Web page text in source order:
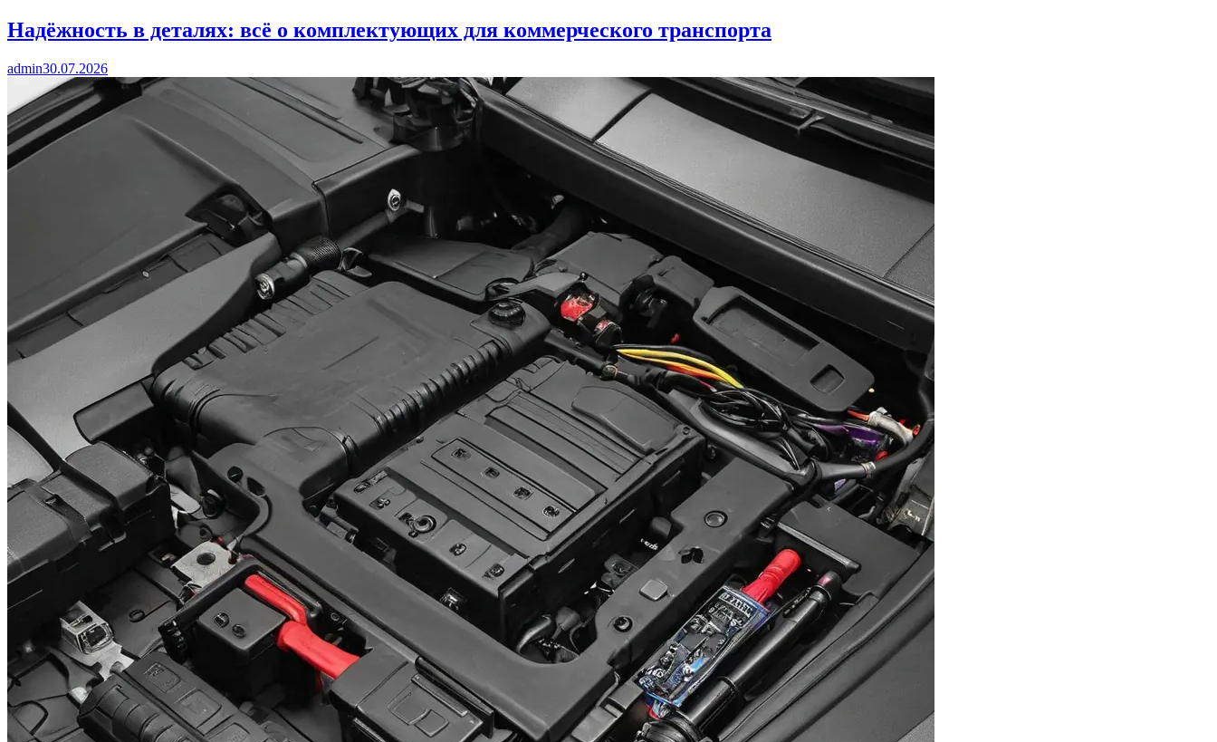
Надёжность в деталях: всё о комплектующих для коммерческого транспорта
admin30.07.2026